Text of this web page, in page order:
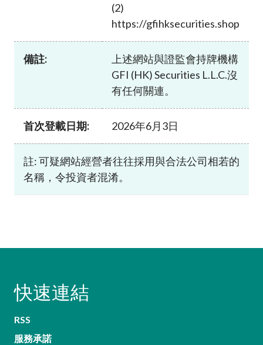
(2)
https://gfihksecurities.shop
備註:
上述網站與證監會持牌機構
GFI (HK) Securities L.L.C.沒
有任何關連。
首次登載日期: 2026年6月3日
註: 可疑網站經營者往往採用與合法公司相若的
名稱，令投資者混淆。
快速連結
RSS
服務承諾